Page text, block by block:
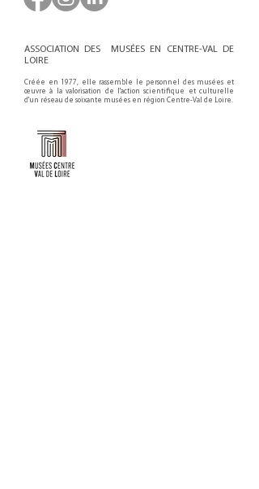
ASSOCIATION DES MUSÉES EN CENTRE-VAL DE
LOIRE
Créée en 1977, elle rassemble le personnel des musées et
œuvre à la valorisation de l'action scientifique et culturelle
d'un réseau de soixante musées en région Centre-Val de Loire.